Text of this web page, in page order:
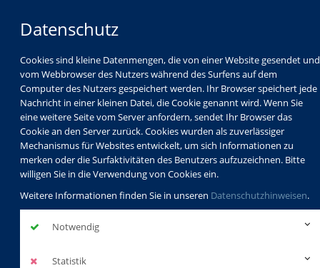
Datenschutz
Cookies sind kleine Datenmengen, die von einer Website gesendet und
vom Webbrowser des Nutzers während des Surfens auf dem
Computer des Nutzers gespeichert werden. Ihr Browser speichert jede
Nachricht in einer kleinen Datei, die Cookie genannt wird. Wenn Sie
eine weitere Seite vom Server anfordern, sendet Ihr Browser das
Cookie an den Server zurück. Cookies wurden als zuverlässiger
Mechanismus für Websites entwickelt, um sich Informationen zu
merken oder die Surfaktivitäten des Benutzers aufzuzeichnen. Bitte
willigen Sie in die Verwendung von Cookies ein.
Weitere Informationen finden Sie in unseren Datenschutzhinweisen.
Notwendig
Statistik
Programm
Schulabschlüsse
Schulkindbetreuung
Service